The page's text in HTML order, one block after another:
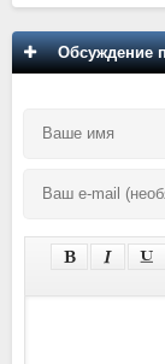
Обсуждение